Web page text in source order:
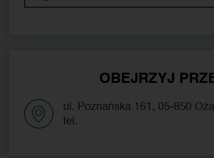
OBEJRZYJ
ul. Poznańska 161, 05-850
tel.